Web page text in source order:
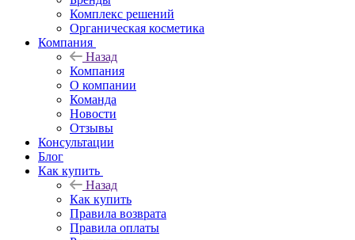
Комплекс решений
Органическая косметика
Компания
Назад
Компания
О компании
Команда
Новости
Отзывы
Консультации
Блог
Как купить
Назад
Как купить
Правила возврата
Правила оплаты